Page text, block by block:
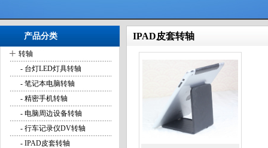
产品分类
+ 转轴
- 台灯LED灯具转轴
- 笔记本电脑转轴
- 精密手机转轴
- 电脑周边设备转轴
- 行车记录仪DV转轴
- IPAD皮套转轴
IPAD皮套转轴